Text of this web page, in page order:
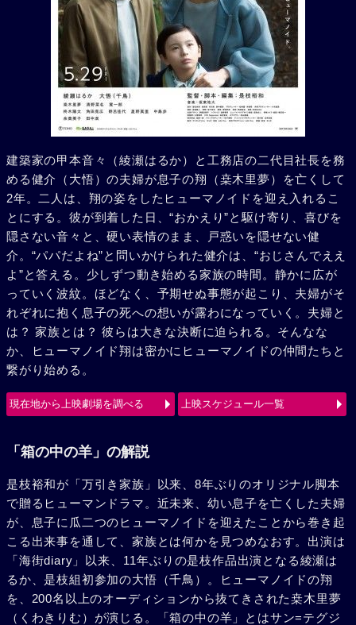
建築家の甲本音々（綾瀬はるか）と工務店の二代目社長を務
める健介（大悟）の夫婦が息子の翔（桒木里夢）を亡くして
2年。二人は、翔の姿をしたヒューマノイドを迎え入れるこ
とにする。彼が到着した日、“おかえり”と駆け寄り、喜びを
隠さない音々と、硬い表情のまま、戸惑いを隠せない健
介。“パパだよね”と問いかけられた健介は、“おじさんでええ
よ”と答える。少しずつ動き始める家族の時間。静かに広が
っていく波紋。ほどなく、予期せぬ事態が起こり、夫婦がそ
れぞれに抱く息子の死への想いが露わになっていく。夫婦と
は？ 家族とは？ 彼らは大きな決断に迫られる。そんなな
か、ヒューマノイド翔は密かにヒューマノイドの仲間たちと
繋がり始める。
現在地から上映劇場を調べる 上映スケジュール一覧
「箱の中の羊」の解説
是枝裕和が「万引き家族」以来、8年ぶりのオリジナル脚本
で贈るヒューマンドラマ。近未来、幼い息子を亡くした夫婦
が、息子に瓜二つのヒューマノイドを迎えたことから巻き起
こる出来事を通して、家族とは何かを見つめなおす。出演は
「海街diary」以来、11年ぶりの是枝作品出演となる綾瀬は
るか、是枝組初参加の大悟（千鳥）。ヒューマノイドの翔
を、200名以上のオーディションから抜てきされた桒木里夢
（くわきりむ）が演じる。「箱の中の羊」とはサン=テグジ